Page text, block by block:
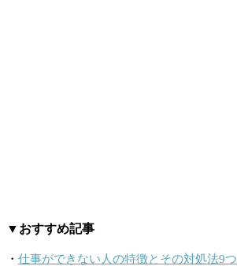
▼おすすめ記事
・ 仕事ができない人の特徴とその対処法9つ